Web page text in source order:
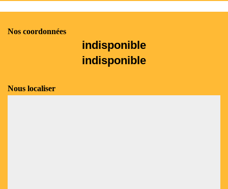
Nos coordonnées
indisponible
indisponible
Nous localiser